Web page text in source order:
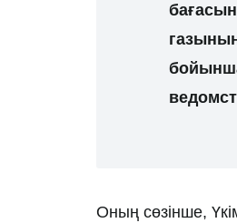
Оның сөзінше,